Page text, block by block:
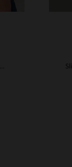
Oakwood-Clips: Perfecto aus gealtertem Schafleder in Braun.